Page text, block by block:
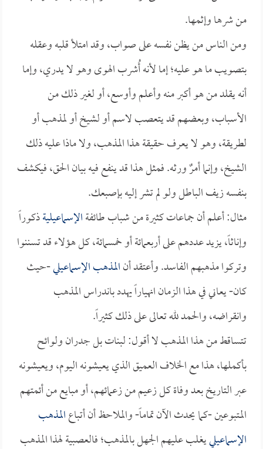
من شرها وإثمها.
ومن الناس من يظن نفسه على صواب، وقد امتلأ قلبه وعقله
بتصويب ما هو عليه؛ إما لأنه أُشرب الهوى وهو لا يدري، وإما
أنه يقلد من هو أكبر منه وأعلم وأوسع، أو لغير ذلك من
الأسباب، وبعضهم قد يتعصب لاسم أو لشيخ أو لمذهب أو
لطريقة، وهو لا يعرف حقيقة هذا المذهب، ولا ماذا عليه ذلك
الشيخ، وإنما أمرٌ ورثه. فمثل هذا قد ينفع فيه بيان الحق، فيكشف
بنفسه زيف الباطل ولو لم تشر إليه بإصبعك.
مثال: أعلم أن جماعات كثيرة من شباب طائفةالإسماعيليةذكوراً
وإناثاً، يزيد عددهم على أربعمائة أو خمسمائة، كل هؤلاء قد تسننوا
وتركوا مذهبهم الفاسد. وأعتقد أنالمذهب الإسماعيلي-حيث
كان- يعاني في هذا الزمان انهياراً يهدد باندراس المذهب
وانقراضه، والحمد لله تعالى على ذلك كثيراً.
تتساقط من هذا المذهب لا أقول: لبنات بل جدران ولوائح
بأكملها، هذا مع الخلاف العميق الذي يعيشونه اليوم، ويعيشونه
عبر التاريخ بعد وفاة كل زعيم من زعمائهم، أو مبايع من أئمتهم
المتبوعين -كما يحدث الآن تماماً- والملاحظ أن أتباعالمذهب
الإسماعيلييغلب عليهم الجهل بالمذهب؛ فالعصبية لهذا المذهب